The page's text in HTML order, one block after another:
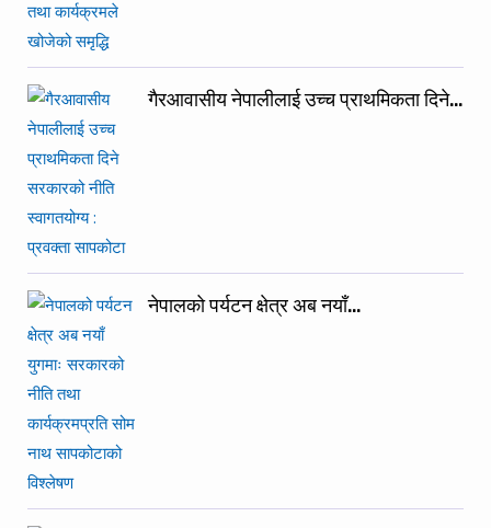
गैरआवासीय नेपालीलाई उच्च प्राथमिकता दिने…
नेपालको पर्यटन क्षेत्र अब नयाँ…